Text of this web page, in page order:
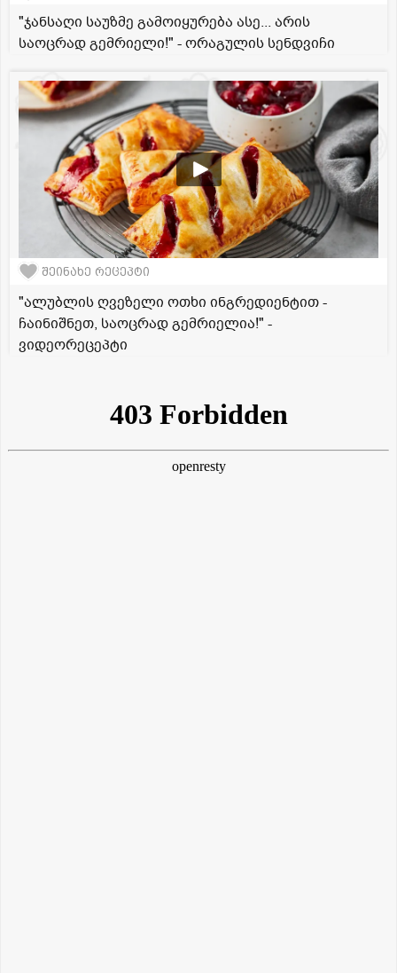
"ჯანსაღი საუზმე გამოიყურება ასე... არის
საოცრად გემრიელი!" - ორაგულის სენდვიჩი
შეინახე რეცეპტი
"ალუბლის ღვეზელი ოთხი ინგრედიენტით -
ჩაინიშნეთ, საოცრად გემრიელია!" -
ვიდეორეცეპტი